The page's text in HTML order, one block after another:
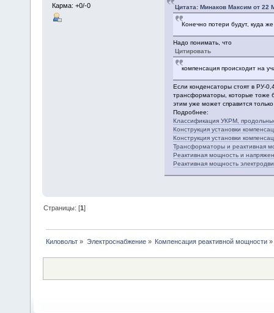
Карма: +0/-0
Цитата: Минаков Максим от 22
Конечно потери будут, куда
Надо понимать, что
Цитировать
компенсация происходит на
Если конденсаторы стоят в РУ-
трансформаторы, которые тоже
этим уже может справится
Подробнее:
Классификация УКРМ,
Конструкция установки
Конструкция установки
Трансформаторы и реактивная
Реактивная мощность и
Реактивная мощность
Страницы: [1]
Киловольт » Электроснабжение» Компенсация реактивной мощности»